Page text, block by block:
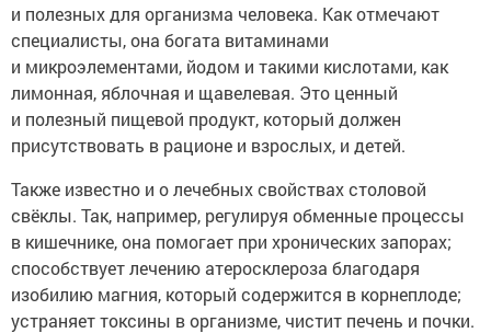
и полезных для организма человека. Как отмечают
специалисты, она богата витаминами
и микроэлементами, йодом и такими кислотами, как
лимонная, яблочная и щавелевая. Это ценный
и полезный пищевой продукт, который должен
присутствовать в рационе и взрослых, и детей.
Также известно и о лечебных свойствах столовой
свёклы. Так, например, регулируя обменные процессы
в кишечнике, она помогает при хронических запорах;
способствует лечению атеросклероза благодаря
изобилию магния, который содержится в корнеплоде;
устраняет токсины в организме, чистит печень и почки.